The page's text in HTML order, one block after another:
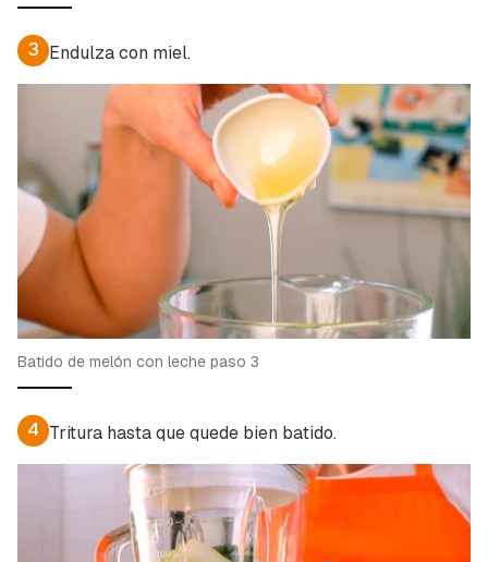
3 Endulza con miel.
Batido de melón con leche paso 3
4 Tritura hasta que quede bien batido.